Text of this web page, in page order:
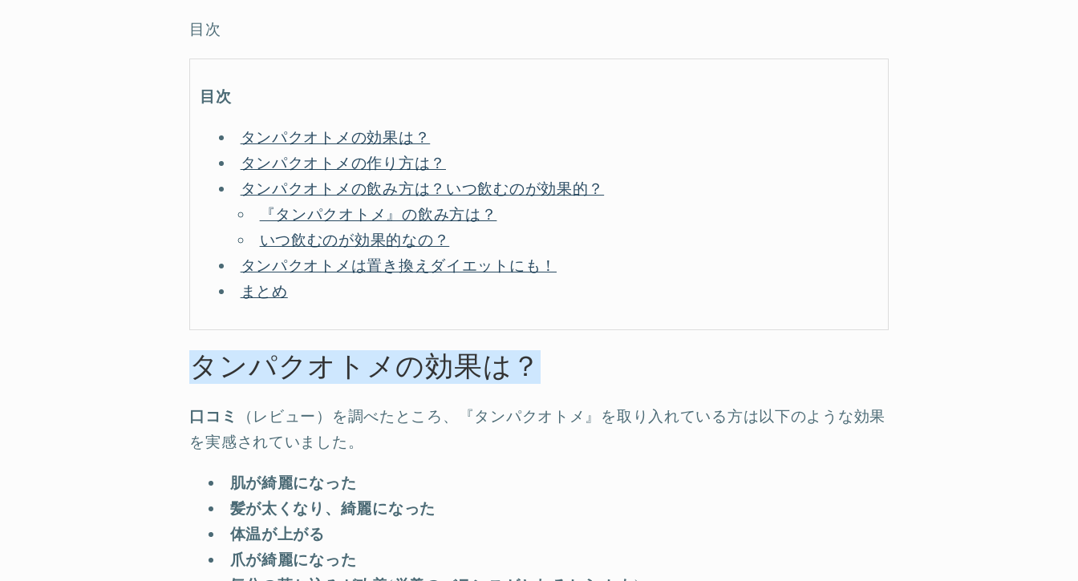
目次
目次
タンパクオトメの効果は？
タンパクオトメの作り方は？
タンパクオトメの飲み方は？いつ飲むのが効果的？
『タンパクオトメ』の飲み方は？
いつ飲むのが効果的なの？
タンパクオトメは置き換えダイエットにも！
まとめ
タンパクオトメの効果は？
口コミ
（レビュー）を調べたところ、『タンパクオトメ』を取り入れている方は以下のような効果
を実感されていました。
肌が綺麗になった
髪が太くなり、綺麗になった
体温が上がる
爪が綺麗になった